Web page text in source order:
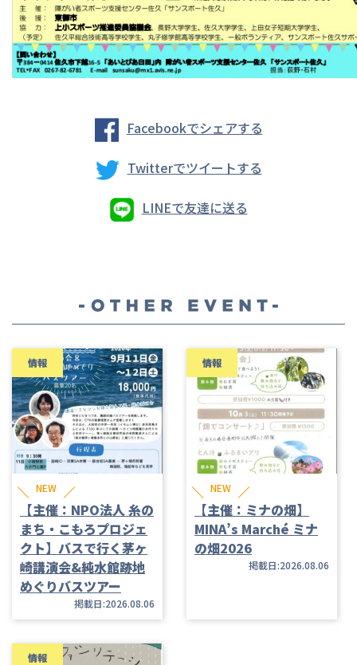
Facebookでシェアする
Twitterでツイートする
LINEで友達に送る
情報
NEW
【主催：NPO法人 糸の
まち・こもろプロジェ
クト】バスで行く茅ヶ
崎講演会&純水館跡地
めぐりバスツアー
掲載日:2026.08.06
情報
NEW
【主催：ミナの畑】
MINA’s Marché ミナ
の畑2026
掲載日:2026.08.06
情報